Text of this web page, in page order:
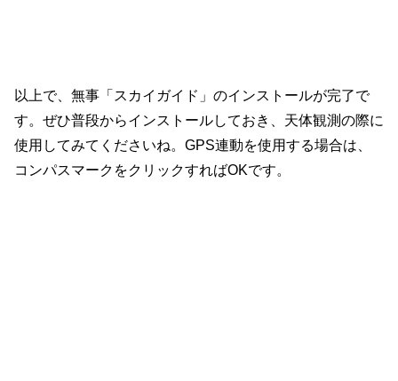
以上で、無事「スカイガイド」のインストールが完了で
す。ぜひ普段からインストールしておき、天体観測の際に
使用してみてくださいね。GPS連動を使用する場合は、
コンパスマークをクリックすればOKです。